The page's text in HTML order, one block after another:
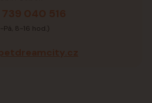
040 516
Pá, 8-16 hod.)